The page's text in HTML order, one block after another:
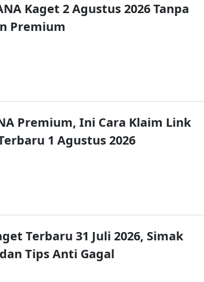
Kaget 2 Agustus 2026 Tanpa
Premium
Premium, Ini Cara Klaim Link
1 Agustus 2026
Terbaru 31 Juli 2026, Simak
Tips Anti Gagal